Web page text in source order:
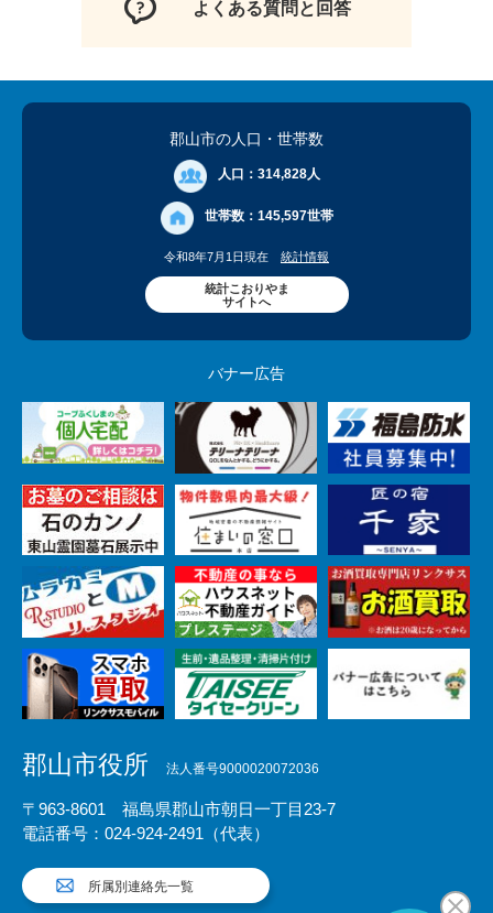
よくある質問と回答
郡山市の人口 ・世帯数
人口： 314,828人
世帯数： 145,597世帯
令和8年7月1日現在 統計情報
統計こおりやま
サイトへ
バナー広告
郡山市役所 法人番号9000020072036
〒963-8601 福島県郡山市朝日一丁目23-7
電話番号：024-924-2491（代表）
所属別連絡先一覧